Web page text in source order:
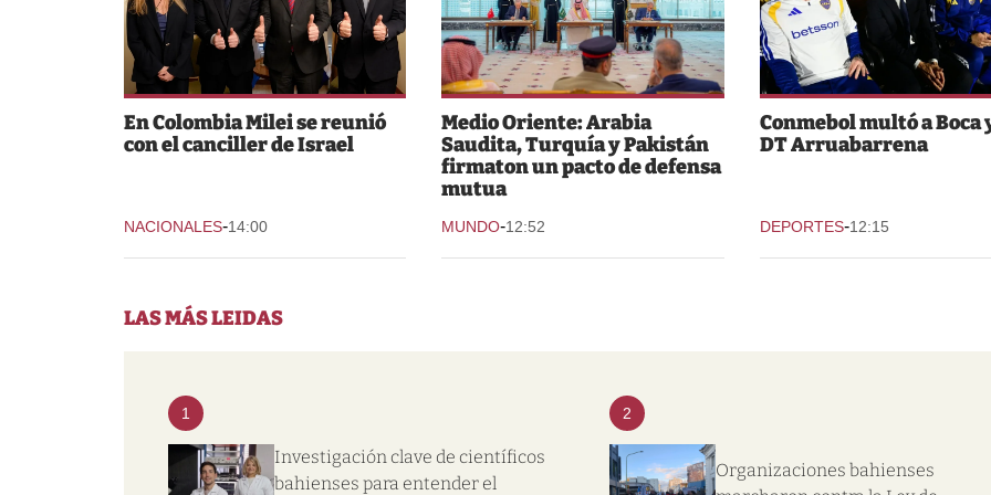
En Colombia Milei se reunió
con el canciller de Israel
NACIONALES-14:00
Medio Oriente: Arabia
Saudita, Turquía y Pakistán
firmaton un pacto de defensa
mutua
MUNDO-12:52
Conmebol multó a Boca
DT Arruabarrena
DEPORTES-12:15
LAS MÁS LEIDAS
1
Investigación clave de científicos
bahienses para entender el
2
Organizaciones bahienses